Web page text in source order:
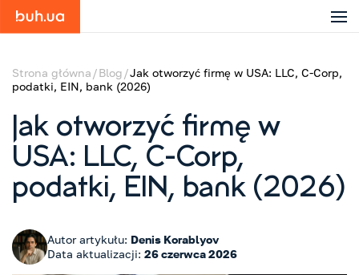
Strona główna Blog Jak otworzyć firmę w USA: LLC, C-Corp,
podatki, EIN, bank (2026)
Jak otworzyć firmę w
USA: LLC, C-Corp,
podatki, EIN, bank (2026)
Autor artykułu: Denis Korablyov
Data aktualizacji: 26 czerwca 2026